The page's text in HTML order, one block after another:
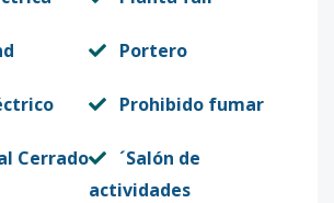
Portero
Prohibido fumar
Cerrado
´Salón de
actividades